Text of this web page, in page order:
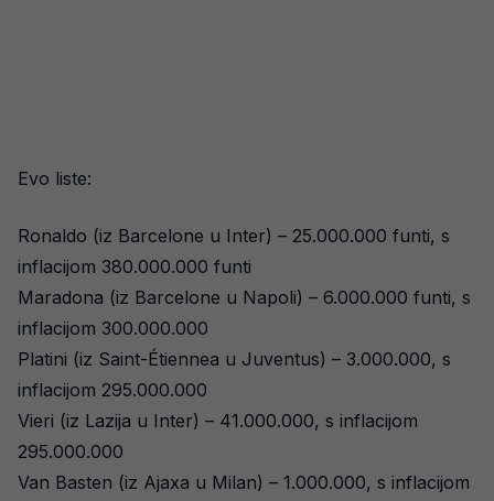
Evo liste:
Ronaldo (iz Barcelone u Inter) – 25.000.000 funti, s
inflacijom 380.000.000 funti
Maradona (iz Barcelone u Napoli) – 6.000.000 funti, s
inflacijom 300.000.000
Platini (iz Saint-Étiennea u Juventus) – 3.000.000, s
inflacijom 295.000.000
Vieri (iz Lazija u Inter) – 41.000.000, s inflacijom
295.000.000
Van Basten (iz Ajaxa u Milan) – 1.000.000, s inflacijom